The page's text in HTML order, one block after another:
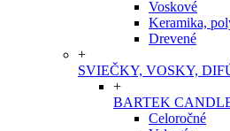
Voskové
Keramika,
Drevené
+
SVIEČKY, VOSKY,
+
BARTEK
Celoročné